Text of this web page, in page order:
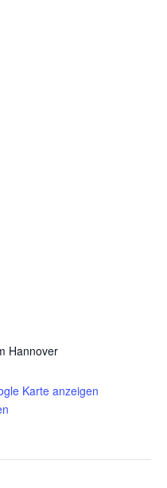
Hannover
Karte anzeigen